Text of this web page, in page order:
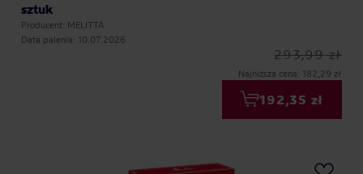
sztuk
Producent: MELITTA
Data palenia: 10.07.2026
293,99 zł
Najniższa cena: 182,29 zł
192,35 zł